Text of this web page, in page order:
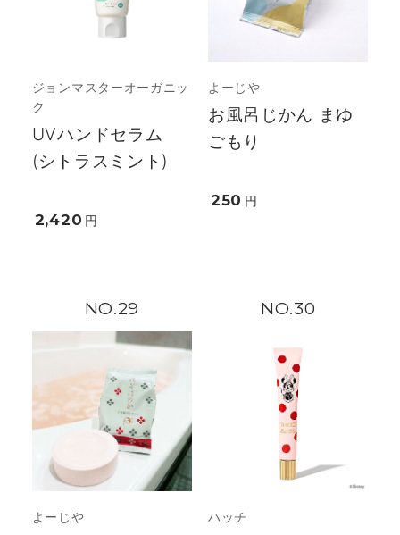
ジョンマスターオーガニッ
ク
UVハンドセラム
(シトラスミント)
2,420 円
よーじや
お風呂じかん まゆ
ごもり
250 円
29
よーじや
30
ハッチ